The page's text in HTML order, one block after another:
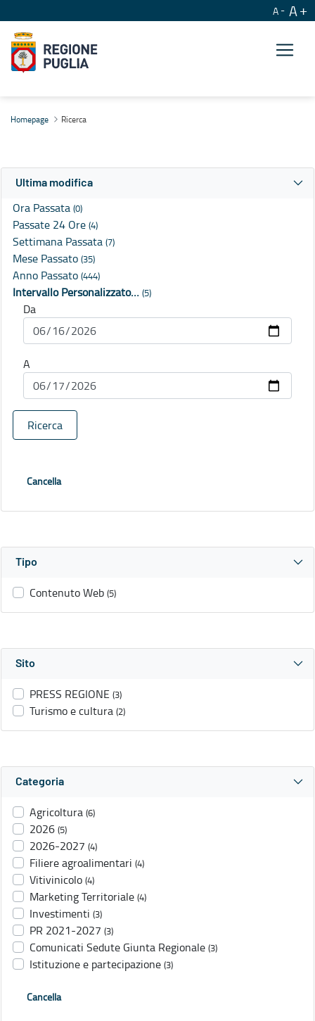
A A
Homepage Ricerca
Ultima modifica
Ora Passata (0)
Passate 24 Ore (4)
Settimana Passata (7)
Mese Passato (35)
Anno Passato (444)
Intervallo Personalizzato… (5)
Da
A
Ricerca
Cancella
Tipo
Contenuto Web (5)
Sito
PRESS REGIONE (3)
Turismo e cultura (2)
Categoria
Agricoltura (6)
2026 (5)
2026-2027 (4)
Filiere agroalimentari (4)
Vitivinicolo (4)
Marketing Territoriale (4)
Investimenti (3)
PR 2021-2027 (3)
Comunicati Sedute Giunta Regionale (3)
Istituzione e partecipazione (3)
Cancella